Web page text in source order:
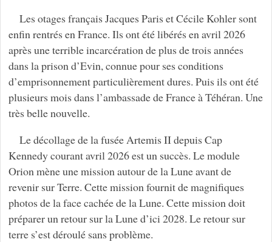
Les otages français Jacques Paris et Cécile Kohler sont
enfin rentrés en France. Ils ont été libérés en avril 2026
après une terrible incarcération de plus de trois années
dans la prison d’Evin, connue pour ses conditions
d’emprisonnement particulièrement dures. Puis ils ont été
plusieurs mois dans l’ambassade de France à Téhéran. Une
très belle nouvelle.
Le décollage de la fusée Artemis II depuis Cap
Kennedy courant avril 2026 est un succès. Le module
Orion mène une mission autour de la Lune avant de
revenir sur Terre. Cette mission fournit de magnifiques
photos de la face cachée de la Lune. Cette mission doit
préparer un retour sur la Lune d’ici 2028. Le retour sur
terre s’est déroulé sans problème.